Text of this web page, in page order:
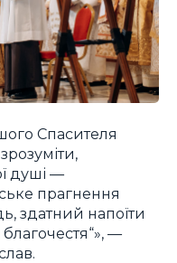
Спасителя
душі —
прагнення
здатний напоїти
—